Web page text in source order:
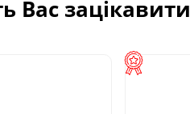
Вас зацікавити